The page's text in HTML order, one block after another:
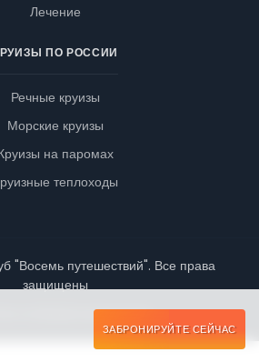
ЗАБРОНИРУЙТЕ СЕЙЧАС
Лечение
ПО РОССИИ
Речные круизы
Морские круизы
на паромах
теплоходы
"Восемь путешествий". Все права
защищены
конфиденциальности